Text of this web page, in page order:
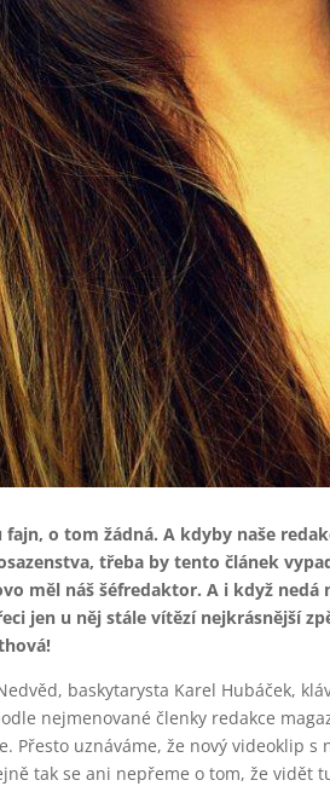
fajn, o tom žádná. A kdyby naše
třeba by tento článek
měl náš šéfredaktor. A i když
jen u něj stále vítězí nejkrásnější
baskytarysta Karel Hubáček,
nejmenované členky redakce
Přesto uznáváme, že nový videoklip
tak se ani nepřeme o tom, že vidět